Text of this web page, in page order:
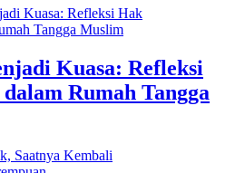
Kuasa: Refleksi
Rumah Tangga